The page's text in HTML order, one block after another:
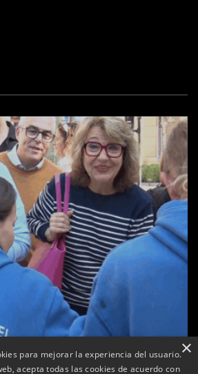
×
para mejorar la experiencia del usuario.
acepta todas las cookies de acuerdo con